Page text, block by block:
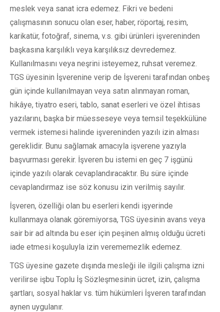
meslek veya sanat icra edemez. Fikri ve bedeni
çalışmasının sonucu olan eser, haber, röportaj, resim,
karikatür, fotoğraf, sinema, v.s. gibi ürünleri işvereninden
başkasına karşılıklı veya karşılıksız devredemez.
Kullanılmasını veya neşrini isteyemez, ruhsat veremez.
TGS üyesinin İşverenine verip de İşvereni tarafından onbeş
gün içinde kullanılmayan veya satın alınmayan roman,
hikâye, tiyatro eseri, tablo, sanat eserleri ve özel ihtisas
yazılarını, başka bir müesseseye veya temsil teşekkülüne
vermek istemesi halinde işvereninden yazılı izin alması
gereklidir. Bunu sağlamak amacıyla işverene yazıyla
başvurması gerekir. İşveren bu istemi en geç 7 işgünü
içinde yazılı olarak cevaplandıracaktır. Bu süre içinde
cevaplandırmaz ise söz konusu izin verilmiş sayılır.
İşveren, özelliği olan bu eserleri kendi işyerinde
kullanmaya olanak göremiyorsa, TGS üyesinin avans veya
sair bir ad altında bu eser için peşinen almış olduğu ücreti
iade etmesi koşuluyla izin verememezlik edemez.
TGS üyesine gazete dışında mesleği ile ilgili çalışma izni
verilirse işbu Toplu İş Sözleşmesinin ücret, izin, çalışma
şartları, sosyal haklar vs. tüm hükümleri İşveren tarafından
aynen uygulanır.